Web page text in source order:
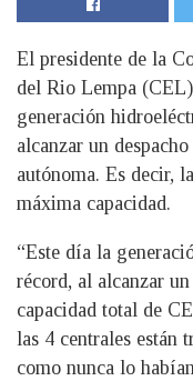
El presidente de la
del Rio Lempa
generación
alcanzar un
autónoma. Es decir,
máxima capacidad.
“Este día la
récord, al alcanzar
capacidad total de
las 4 centrales están
como nunca lo